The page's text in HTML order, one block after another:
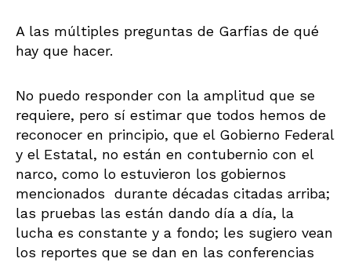
A las múltiples preguntas de Garfias de qué
hay que hacer.
No puedo responder con la amplitud que se
requiere, pero sí estimar que todos hemos de
reconocer en principio, que el Gobierno Federal
y el Estatal, no están en contubernio con el
narco, como lo estuvieron los gobiernos
mencionados durante décadas citadas arriba;
las pruebas las están dando día a día, la
lucha es constante y a fondo; les sugiero vean
los reportes que se dan en las conferencias